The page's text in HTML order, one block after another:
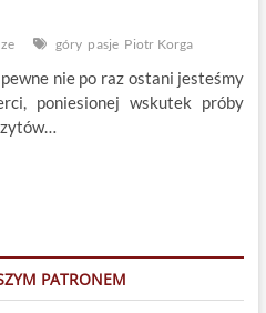
góry pasje Piotr Korga
nie po raz ostani jesteśmy
poniesionej wskutek próby
PATRONEM